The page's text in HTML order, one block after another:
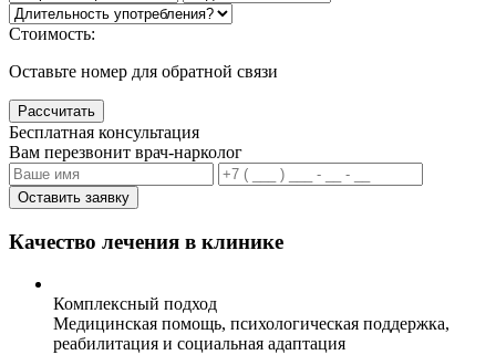
Стоимость:
Оставьте номер для обратной связи
Рассчитать
Бесплатная консультация
Вам перезвонит врач-нарколог
Оставить заявку
Качество лечения в клинике
Комплексный подход
Медицинская помощь, психологическая поддержка,
реабилитация и социальная адаптация